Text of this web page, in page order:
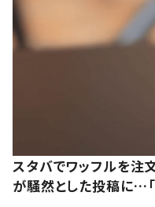
スタバでワッフルを注
が騒然とした投稿に…「